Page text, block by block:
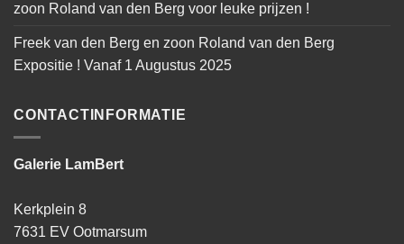
zoon Roland van den Berg voor leuke prijzen !
Freek van den Berg en zoon Roland van den Berg
Expositie ! Vanaf 1 Augustus 2025
CONTACTINFORMATIE
Galerie LamBert
Kerkplein 8
7631 EV Ootmarsum